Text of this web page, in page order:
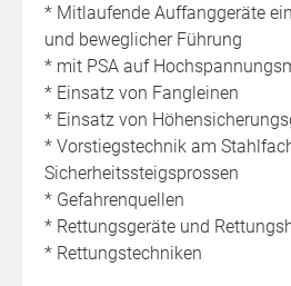
* Mitlaufende Auffanggeräte
und beweglicher Führung
* mit PSA auf
* Einsatz von Fangleinen
* Einsatz von
* Vorstiegstechnik am
Sicherheitssteigsprossen
* Gefahrenquellen
* Rettungsgeräte und
* Rettungstechniken